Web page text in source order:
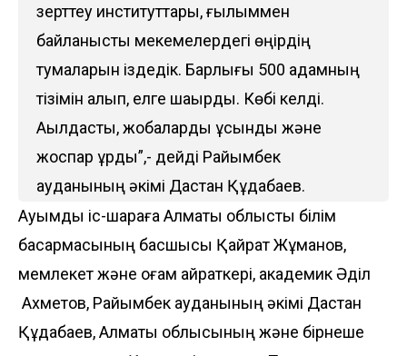
зерттеу институттары, ғылыммен
байланысты мекемелердегі өңірдің
тумаларын іздедік. Барлығы 500 адамның
тізімін алып, елге шақырдық. Көбі келді.
Ақылдастық, жобаларды ұсындық және
жоспар құрдық”,- дейді Райымбек
ауданының әкімі Дастан Құдабаев.
Ауқымды іс-шараға Алматы облыстық білім
басқармасының басшысы Қайрат Жұманов,
мемлекет және қоғам қайраткері, академик Әділ
Ахметов, Райымбек ауданының әкімі Дастан
Құдабаев, Алматы облысының және бірнеше